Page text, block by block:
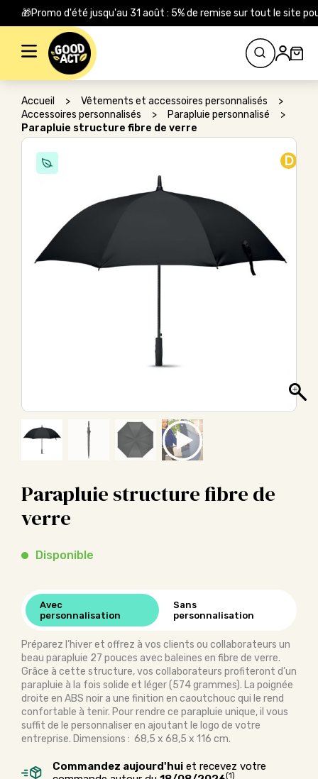
🎁Promo d'été jusqu'au 31 août : 5% de remise sur tout le site
Rechercher :
Accueil > Vêtements et accessoires personnalisés
>
Accessoires personnalisés
> Parapluie personnalisé
>
Parapluie structure fibre de verre
D
Parapluie structure fibre de
verre
Disponible
Avec
personnalisation
Sans
personnalisation
Préparez l’hiver et offrez à vos clients ou collaborateurs un
beau parapluie 27 pouces avec baleines en fibre de verre.
Grâce à cette structure, vos collaborateurs profiteront d’un
parapluie à la fois solide et léger (574 grammes). La poignée
droite en ABS noir a une finition en caoutchouc qui le rend
confortable à tenir. Pour rendre ce parapluie unique, il vous
suffit de le personnaliser en ajoutant le logo de votre
entreprise. Dimensions : 68,5 x 68,5 x 116 cm.
Commandez aujourd'hui et recevez votre
(1)